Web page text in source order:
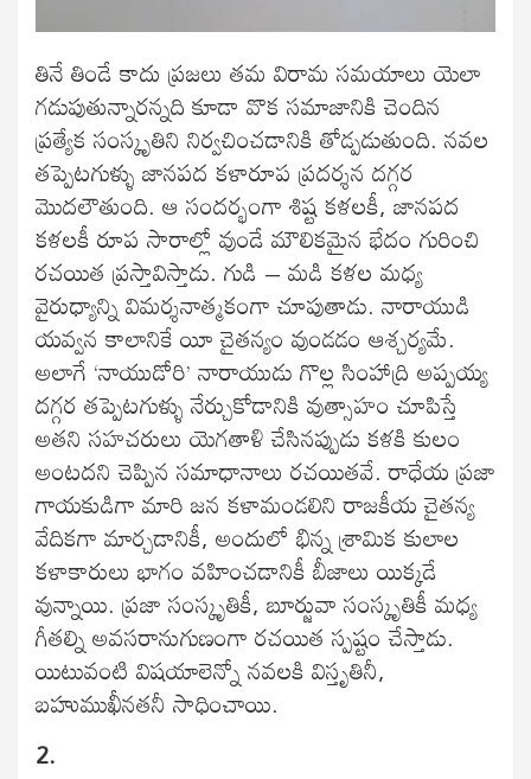
తినే తిండే కాదు ప్రజలు తమ విరామ సమయాలు యెలా
గడుపుతున్నారన్నది కూడా వొక సమాజానికి చెందిన
ప్రత్యేక సంస్కృతిని నిర్వచించడానికి తోడ్పడుతుంది. నవల
తప్పెటగుళ్ళు జానపద కళారూప ప్రదర్శన దగ్గర
మొదలౌతుంది. ఆ సందర్భంగా శిష్ట కళలకీ, జానపద
కళలకీ రూప సారాల్లో వుండే మౌలికమైన భేదం గురించి
రచయిత ప్రస్తావిస్తాడు. గుడి – మడి కళల మధ్య
వైరుధ్యాన్ని విమర్శనాత్మకంగా చూపుతాడు. నారాయుడి
యవ్వన కాలానికే యీ చైతన్యం వుండడం ఆశ్చర్యమే.
అలాగే ‘నాయుడోరి’ నారాయుడు గొల్ల సింహాద్రి అప్పయ్య
దగ్గర తప్పెటగుళ్ళు నేర్చుకోడానికి వుత్సాహం చూపిస్తే
అతని సహచరులు యెగతాళి చేసినప్పుడు కళకి కులం
అంటదని చెప్పిన సమాధానాలు రచయితవే. రాధేయ ప్రజా
గాయకుడిగా మారి జన కళామండలిని రాజకీయ చైతన్య
వేదికగా మార్చడానికీ, అందులో భిన్న శ్రామిక కులాల
కళాకారులు భాగం వహించడానికీ బీజాలు యిక్కడే
వున్నాయి. ప్రజా సంస్కృతికీ, బూర్జువా సంస్కృతికీ మధ్య
గీతల్ని అవసరానుగుణంగా రచయిత స్పష్టం చేస్తాడు.
యిటువంటి విషయాలెన్నో నవలకి విస్తృతినీ,
బహుముఖీనతనీ సాధించాయి.
2.